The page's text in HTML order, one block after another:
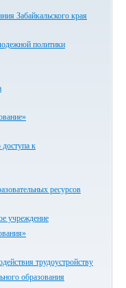
Забайкальского края
политики
к
ресурсов
учреждение
трудоустройству
образования